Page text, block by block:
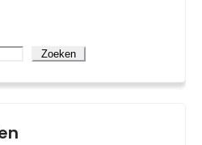
Zoeken